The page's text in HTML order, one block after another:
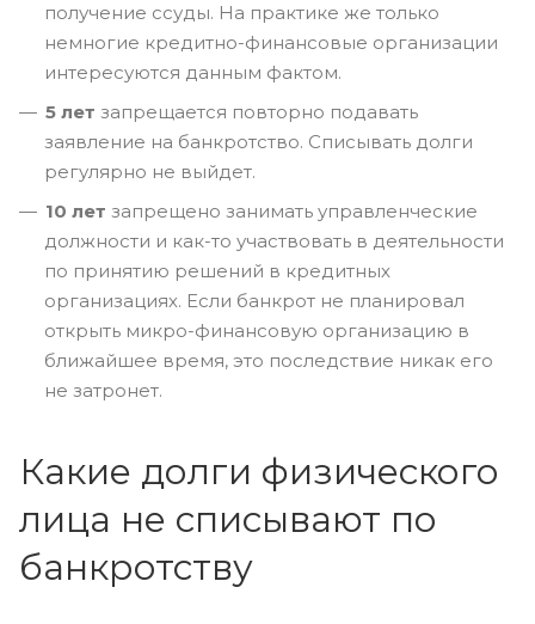
получение ссуды. На практике же только
немногие кредитно-финансовые организации
интересуются данным фактом.
5 лет запрещается повторно подавать
заявление на банкротство. Списывать долги
регулярно не выйдет.
10 лет запрещено занимать управленческие
должности и как-то участвовать в деятельности
по принятию решений в кредитных
организациях. Если банкрот не планировал
открыть микро-финансовую организацию в
ближайшее время, это последствие никак его
не затронет.
Какие долги физического
лица не списывают по
банкротству